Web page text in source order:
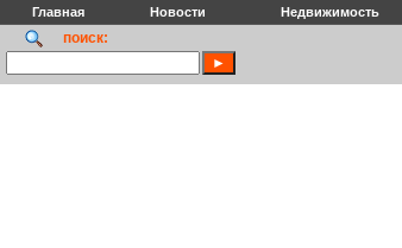
Главная Новости Недвижимость
поиск: